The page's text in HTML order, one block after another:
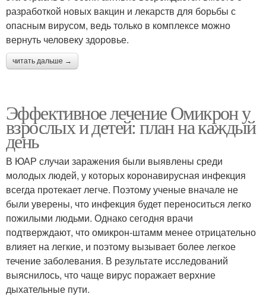
разработкой новых вакцин и лекарств для борьбы с
опасным вирусом, ведь только в комплексе можно
вернуть человеку здоровье.
читать дальше →
Эффективное лечение Омикрон у
взрослых и детей: план на каждый
день
В ЮАР случаи заражения были выявлены среди
молодых людей, у которых коронавирусная инфекция
всегда протекает легче. Поэтому ученые вначале не
были уверены, что инфекция будет переноситься легко
пожилыми людьми. Однако сегодня врачи
подтверждают, что омикрон-штамм менее отрицательно
влияет на легкие, и поэтому вызывает более легкое
течение заболевания. В результате исследований
выяснилось, что чаще вирус поражает верхние
дыхательные пути.